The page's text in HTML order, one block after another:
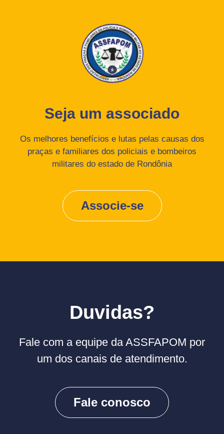
Seja um associado
Os melhores benefícios e lutas pelas causas dos
praças e familiares dos policiais e bombeiros
militares do estado de Rondônia
Associe-se
Duvidas?
Fale com a equipe da ASSFAPOM por
um dos canais de atendimento.
Fale conosco